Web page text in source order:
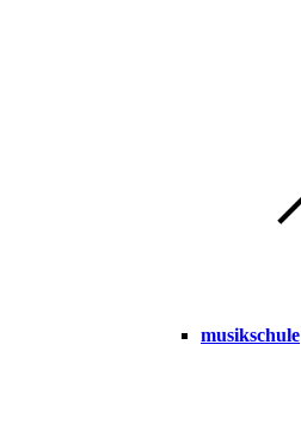
musikschule